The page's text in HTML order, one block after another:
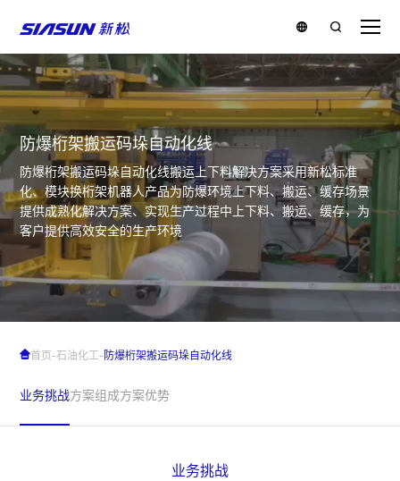
防爆桁架搬运码垛自动化线
防爆桁架搬运码垛自动化线搬运上下料解决方案采用新松标准
化、模块换桁架机器人产品为防爆环境上下料、搬运、缓存场景
提供成熟化解决方案、实现生产过程中上下料、搬运、缓存，为
客户提供高效安全的生产环境
业务挑战方案组成方案优势
首页-石油化工- 防爆桁架搬运码垛自动化线
业务挑战